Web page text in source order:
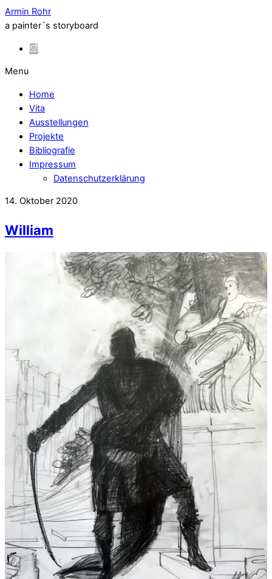
Armin Rohr
a painter´s storyboard
Menu
Home
Vita
Ausstellungen
Projekte
Bibliografie
Impressum
Datenschutzerklärung
14. Oktober 2020
William